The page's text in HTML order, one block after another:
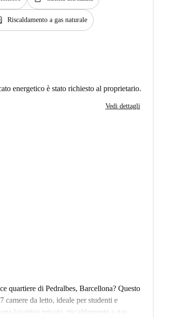
Riscaldamento a gas naturale
energetico è stato richiesto al proprietario.
Vedi dettagli
quartiere di Pedralbes, Barcellona? Questo
da letto, ideale per studenti e
lavatrice privata, riscaldamento a gas